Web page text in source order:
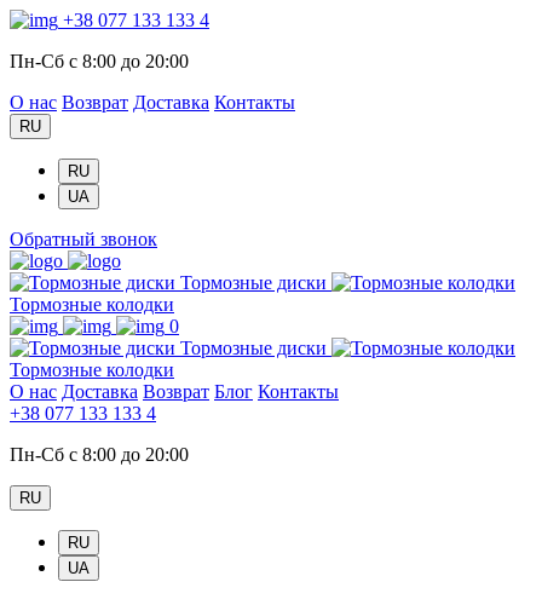
+38 077 133 133 4
Пн-Сб с 8:00 до 20:00
О нас Возврат Доставка Контакты
RU
RU
UA
Обратный звонок
Тормозные диски
Тормозные колодки
0
Тормозные диски
Тормозные колодки
О нас Доставка Возврат Блог Контакты
+38 077 133 133 4
Пн-Сб с 8:00 до 20:00
RU
RU
UA